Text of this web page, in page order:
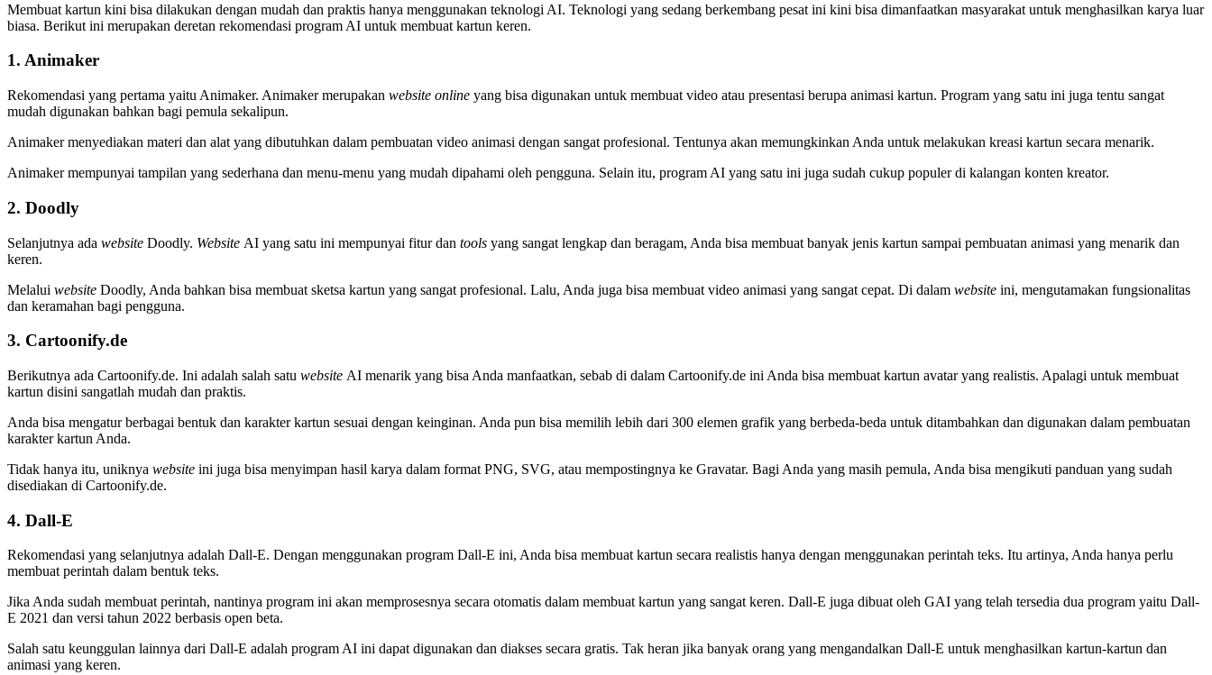
Membuat kartun kini bisa dilakukan dengan mudah dan praktis hanya menggunakan teknologi AI. Teknologi yang sedang berkembang pesat ini kini bisa dimanfaatkan masyarakat untuk menghasilkan karya luar
biasa. Berikut ini merupakan deretan rekomendasi program AI untuk membuat kartun keren.
1. Animaker
Rekomendasi yang pertama yaitu Animaker. Animaker merupakan website online yang bisa digunakan untuk membuat video atau presentasi berupa animasi kartun. Program yang satu ini juga tentu sangat
mudah digunakan bahkan bagi pemula sekalipun.
Animaker menyediakan materi dan alat yang dibutuhkan dalam pembuatan video animasi dengan sangat profesional. Tentunya akan memungkinkan Anda untuk melakukan kreasi kartun secara menarik.
Animaker mempunyai tampilan yang sederhana dan menu-menu yang mudah dipahami oleh pengguna. Selain itu, program AI yang satu ini juga sudah cukup populer di kalangan konten kreator.
2. Doodly
Selanjutnya ada website Doodly. Website AI yang satu ini mempunyai fitur dan tools yang sangat lengkap dan beragam, Anda bisa membuat banyak jenis kartun sampai pembuatan animasi yang menarik dan
keren.
Melalui website Doodly, Anda bahkan bisa membuat sketsa kartun yang sangat profesional. Lalu, Anda juga bisa membuat video animasi yang sangat cepat. Di dalam website ini, mengutamakan fungsionalitas
dan keramahan bagi pengguna.
3. Cartoonify.de
Berikutnya ada Cartoonify.de. Ini adalah salah satu website AI menarik yang bisa Anda manfaatkan, sebab di dalam Cartoonify.de ini Anda bisa membuat kartun avatar yang realistis. Apalagi untuk membuat
kartun disini sangatlah mudah dan praktis.
Anda bisa mengatur berbagai bentuk dan karakter kartun sesuai dengan keinginan. Anda pun bisa memilih lebih dari 300 elemen grafik yang berbeda-beda untuk ditambahkan dan digunakan dalam pembuatan
karakter kartun Anda.
Tidak hanya itu, uniknya website ini juga bisa menyimpan hasil karya dalam format PNG, SVG, atau mempostingnya ke Gravatar. Bagi Anda yang masih pemula, Anda bisa mengikuti panduan yang sudah
disediakan di Cartoonify.de.
4. Dall-E
Rekomendasi yang selanjutnya adalah Dall-E. Dengan menggunakan program Dall-E ini, Anda bisa membuat kartun secara realistis hanya dengan menggunakan perintah teks. Itu artinya, Anda hanya perlu
membuat perintah dalam bentuk teks.
Jika Anda sudah membuat perintah, nantinya program ini akan memprosesnya secara otomatis dalam membuat kartun yang sangat keren. Dall-E juga dibuat oleh GAI yang telah tersedia dua program yaitu Dall-
E 2021 dan versi tahun 2022 berbasis open beta.
Salah satu keunggulan lainnya dari Dall-E adalah program AI ini dapat digunakan dan diakses secara gratis. Tak heran jika banyak orang yang mengandalkan Dall-E untuk menghasilkan kartun-kartun dan
animasi yang keren.